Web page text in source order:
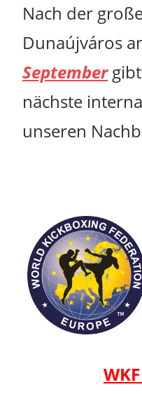
Nach der
Dunaújváros
Septembergibt
nächste
unseren